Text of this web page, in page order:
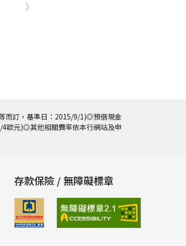
而訂，基準日：2015/9/1)◎預借現金
歐元)◎其他相關費率依本行網站及申
存款保險 / 無障礙標章